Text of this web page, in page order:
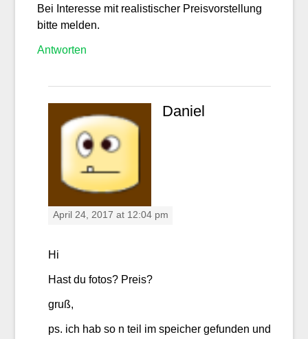
Bei Interesse mit realistischer Preisvorstellung
bitte melden.
Antworten
Daniel
April 24, 2017 at 12:04 pm
Hi
Hast du fotos? Preis?
gruß,
ps. ich hab so n teil im speicher gefunden und